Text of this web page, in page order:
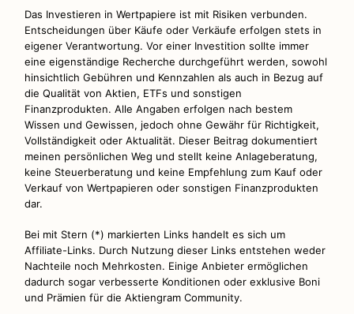
Das Investieren in Wertpapiere ist mit Risiken verbunden.
Entscheidungen über Käufe oder Verkäufe erfolgen stets in
eigener Verantwortung. Vor einer Investition sollte immer
eine eigenständige Recherche durchgeführt werden, sowohl
hinsichtlich Gebühren und Kennzahlen als auch in Bezug auf
die Qualität von Aktien, ETFs und sonstigen
Finanzprodukten. Alle Angaben erfolgen nach bestem
Wissen und Gewissen, jedoch ohne Gewähr für Richtigkeit,
Vollständigkeit oder Aktualität. Dieser Beitrag dokumentiert
meinen persönlichen Weg und stellt keine Anlageberatung,
keine Steuerberatung und keine Empfehlung zum Kauf oder
Verkauf von Wertpapieren oder sonstigen Finanzprodukten
dar.
Bei mit Stern (*) markierten Links handelt es sich um
Affiliate-Links. Durch Nutzung dieser Links entstehen weder
Nachteile noch Mehrkosten. Einige Anbieter ermöglichen
dadurch sogar verbesserte Konditionen oder exklusive Boni
und Prämien für die Aktiengram Community.